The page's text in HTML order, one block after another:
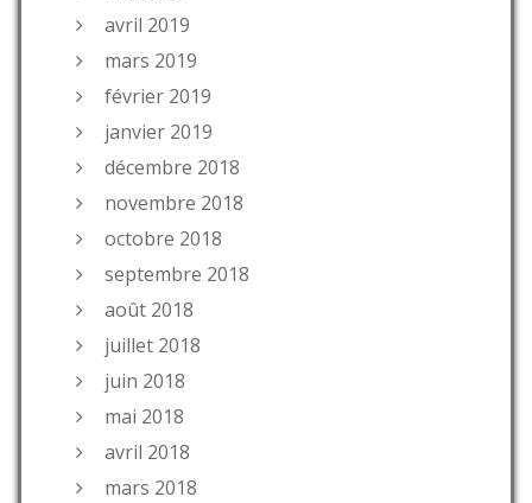
avril 2019
mars 2019
février 2019
janvier 2019
décembre 2018
novembre 2018
octobre 2018
septembre 2018
août 2018
juillet 2018
juin 2018
mai 2018
avril 2018
mars 2018